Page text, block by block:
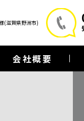
(滋賀県野洲市)
会社概要